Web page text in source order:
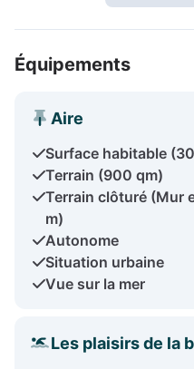
Équipements
Aire
Surface habitable
Terrain (900 qm)
Terrain clôturé (Mur
m)
Autonome
Situation urbaine
Vue sur la mer
Les plaisirs de la